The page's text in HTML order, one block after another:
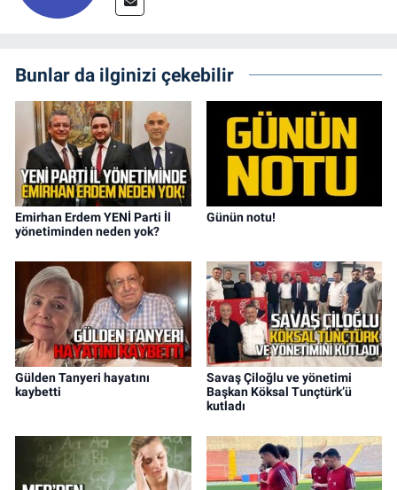
Bunlar da ilginizi çekebilir
Emirhan Erdem YENİ Parti İl
yönetiminden neden yok?
Günün notu!
Gülden Tanyeri hayatını
kaybetti
Savaş Çiloğlu ve yönetimi
Başkan Köksal Tunçtürk’ü
kutladı